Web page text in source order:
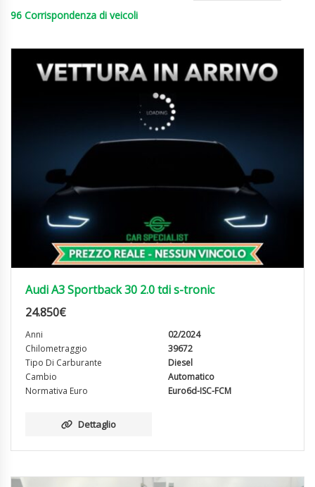
96 Corrispondenza di veicoli
Audi A3 Sportback 30 2.0 tdi s-tronic
24.850€
Anni
02/2024
Chilometraggio
39672
Tipo Di Carburante
Diesel
Cambio
Automatico
Normativa Euro
Euro6d-ISC-FCM
Dettaglio